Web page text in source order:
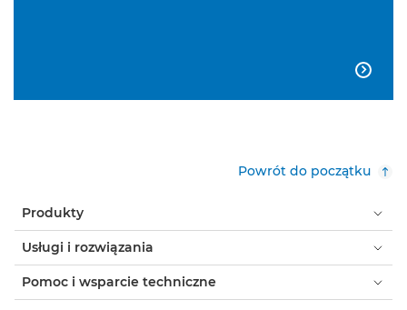

Powrót do początku
Produkty
Usługi i rozwiązania
Pomoc i wsparcie techniczne